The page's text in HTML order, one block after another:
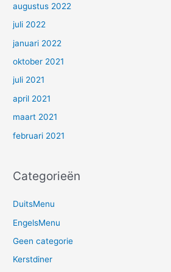
augustus 2022
juli 2022
januari 2022
oktober 2021
juli 2021
april 2021
maart 2021
februari 2021
Categorieën
DuitsMenu
EngelsMenu
Geen categorie
Kerstdiner